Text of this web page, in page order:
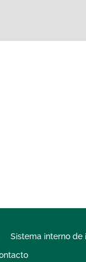
Sistema interno de